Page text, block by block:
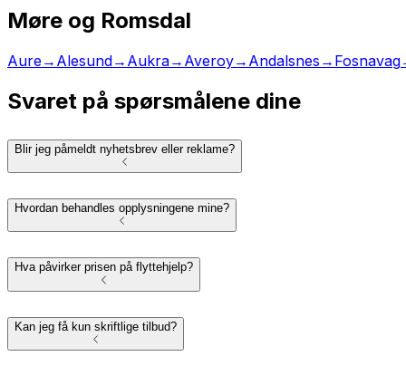
Møre og Romsdal
Aure→ Alesund→ Aukra→ Averoy→ Andalsnes → Fosnavag
Svaret på spørsmålene dine
Blir jeg påmeldt nyhetsbrev eller reklame?
Hvordan behandles opplysningene mine?
Hva påvirker prisen på flyttehjelp?
Kan jeg få kun skriftlige tilbud?